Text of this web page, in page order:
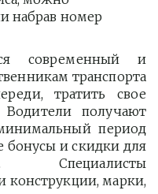
набрав номер
современный и
транспорта
тратить свое
получают
период
бонусы и скидки для
Специалисты
конструкции, марки,